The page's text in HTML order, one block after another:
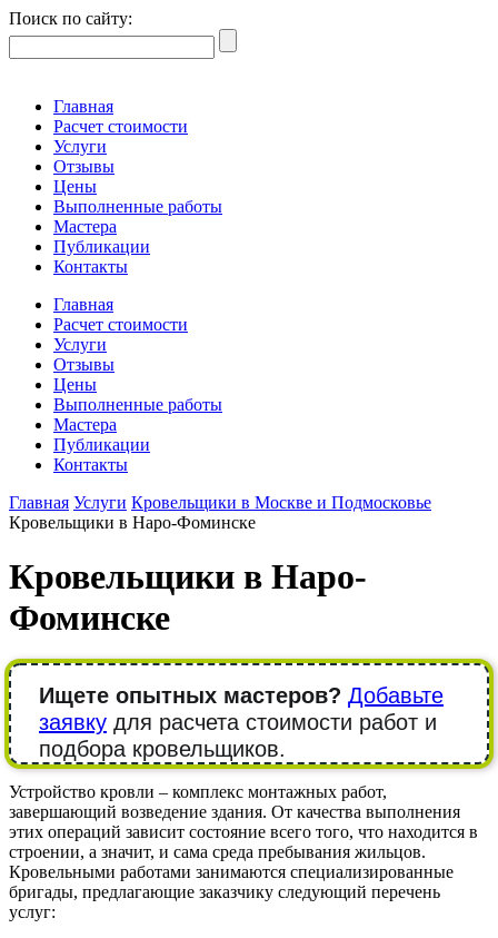
Поиск по сайту:
Главная
Расчет стоимости
Услуги
Отзывы
Цены
Выполненные работы
Мастера
Публикации
Контакты
Главная
Расчет стоимости
Услуги
Отзывы
Цены
Выполненные работы
Мастера
Публикации
Контакты
Главная Услуги Кровельщики в Москве и Подмосковье
Кровельщики в Наро-Фоминске
Кровельщики в Наро-
Фоминске
Ищете опытных мастеров? Добавьте
заявку для расчета стоимости работ и
подбора кровельщиков.
Устройство кровли – комплекс монтажных работ,
завершающий возведение здания. От качества выполнения
этих операций зависит состояние всего того, что находится в
строении, а значит, и сама среда пребывания жильцов.
Кровельными работами занимаются специализированные
бригады, предлагающие заказчику следующий перечень
услуг: